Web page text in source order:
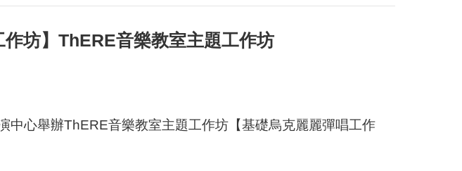
坊】ThERE音樂教室主題工作坊
中心舉辦ThERE音樂教室主題工作坊【基礎烏克麗麗彈唱工作